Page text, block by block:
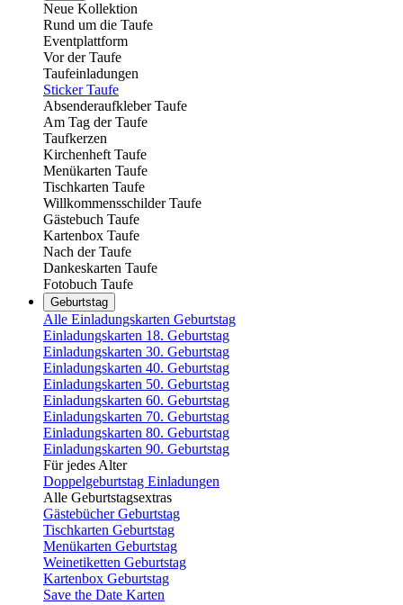
Neue Kollektion
Rund um die Taufe
Eventplattform
Vor der Taufe
Taufeinladungen
Sticker Taufe
Absenderaufkleber Taufe
Am Tag der Taufe
Taufkerzen
Kirchenheft Taufe
Menükarten Taufe
Tischkarten Taufe
Willkommensschilder Taufe
Gästebuch Taufe
Kartenbox Taufe
Nach der Taufe
Dankeskarten Taufe
Fotobuch Taufe
Geburtstag
Alle Einladungskarten Geburtstag
Einladungskarten 18. Geburtstag
Einladungskarten 30. Geburtstag
Einladungskarten 40. Geburtstag
Einladungskarten 50. Geburtstag
Einladungskarten 60. Geburtstag
Einladungskarten 70. Geburtstag
Einladungskarten 80. Geburtstag
Einladungskarten 90. Geburtstag
Für jedes Alter
Doppelgeburtstag Einladungen
Alle Geburtstagsextras
Gästebücher Geburtstag
Tischkarten Geburtstag
Menükarten Geburtstag
Weinetiketten Geburtstag
Kartenbox Geburtstag
Save the Date Karten